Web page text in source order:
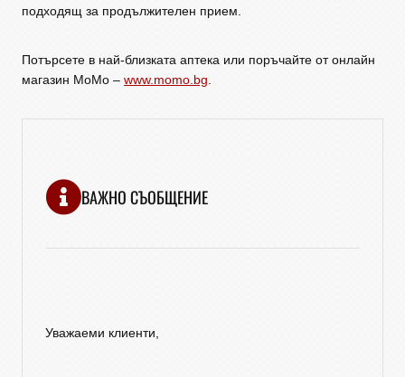
подходящ за продължителен прием.
Потърсете в най-близката аптека или поръчайте от онлайн
магазин МоМо – www.momo.bg.
ВАЖНО СЪОБЩЕНИЕ
Уважаеми клиенти,